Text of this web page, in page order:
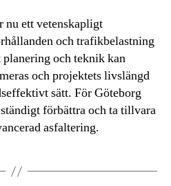
ett vetenskapligt
och trafikbelastning
planering och teknik kan
och projektets livslängd
sätt. För Göteborg
förbättra och ta tillvara
asfaltering.